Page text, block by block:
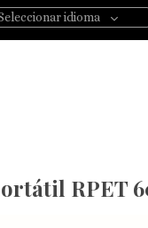
idioma
RPET